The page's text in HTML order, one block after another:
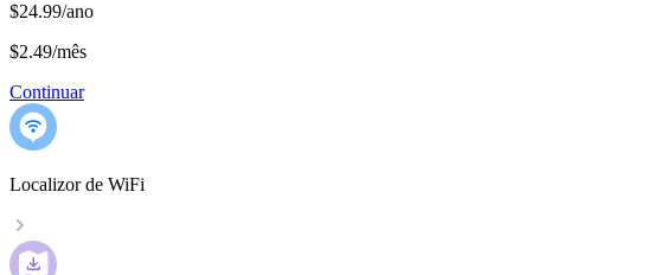
$24.99/ano
$2.49/mês
Continuar
Localizor de WiFi